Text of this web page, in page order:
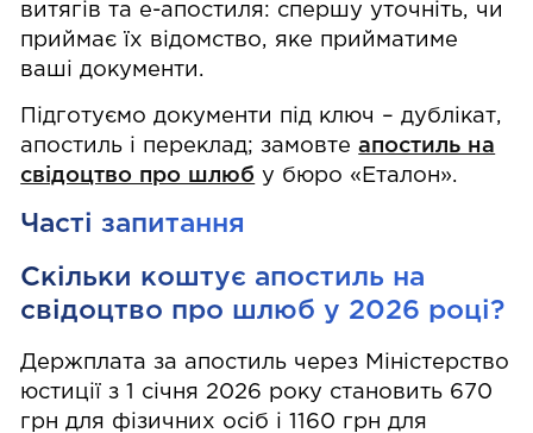
витягів та е-апостиля: спершу уточніть, чи
приймає їх відомство, яке прийматиме
ваші документи.
Підготуємо документи під ключ – дублікат,
апостиль і переклад; замовтеапостиль на
свідоцтво про шлюб у бюро «Еталон».
Часті запитання
Скільки коштує апостиль на
свідоцтво про шлюб у 2026 році?
Держплата за апостиль через Міністерство
юстиції з 1 січня 2026 року становить 670
грн для фізичних осіб і 1160 грн для